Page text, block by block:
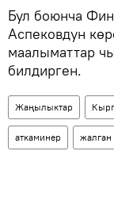
Бул боюнча
Аспековдун
маалыматтар
билдирген.
Жаңылыктар
аткаминер